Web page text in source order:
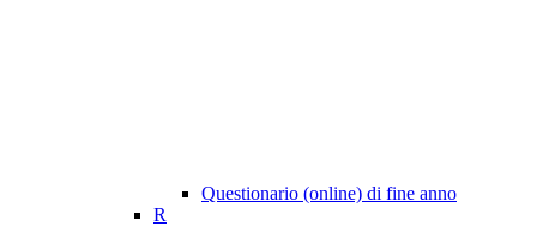
Questionario (online) di fine anno
R